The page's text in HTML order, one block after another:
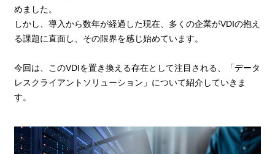
めました。
しかし、導入から数年が経過した現在、多くの企業がVDIの抱え
る課題に直面し、その限界を感じ始めています。
今回は、このVDIを置き換える存在として注目される、「データ
レスクライアントソリューション」について紹介していきま
す。